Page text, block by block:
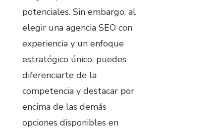
potenciales. Sin embargo, al
elegir una agencia SEO con
experiencia y un enfoque
estratégico único, puedes
diferenciarte de la
competencia y destacar por
encima de las demás
opciones disponibles en